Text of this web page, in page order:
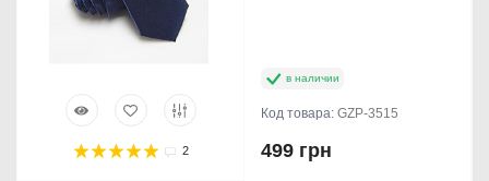
2
в наличии
Код товара: GZP-3515
499 грн